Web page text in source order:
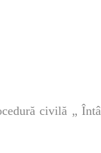
civilă „